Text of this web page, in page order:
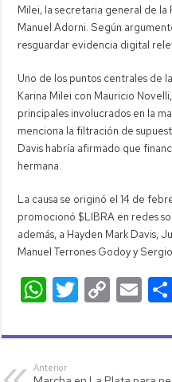
Milei, la secretaria general de
Manuel Adorni. Según
resguardar evidencia digital
Uno de los puntos centrales de
Karina Milei con Mauricio
principales involucrados en la
menciona la filtración de
Davis habría afirmado que
hermana.
La causa se originó el 14 de
promocionó $LIBRA en redes
además, a Hayden Mark Davis,
Manuel Terrones Godoy y
W
at
s
T
tt
C
p
E
ail
Anterior